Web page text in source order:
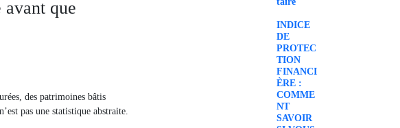
que
des patrimoines bâtis
pas une statistique abstraite.
INDICE
DE
PROTEC
TION
FINANCI
ÈRE :
COMME
NT
SAVOIR